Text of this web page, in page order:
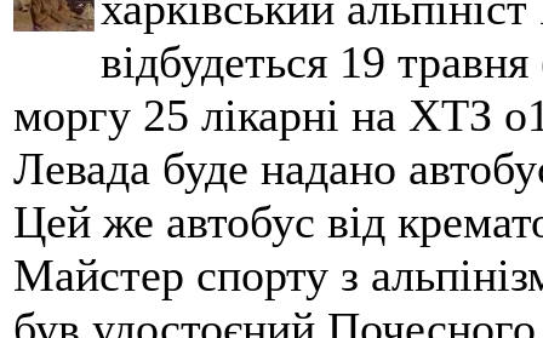
відбудеться 19
моргу 25 лікарні на ХТЗ
Левада буде надано
Цей же автобус від
Майстер спорту з